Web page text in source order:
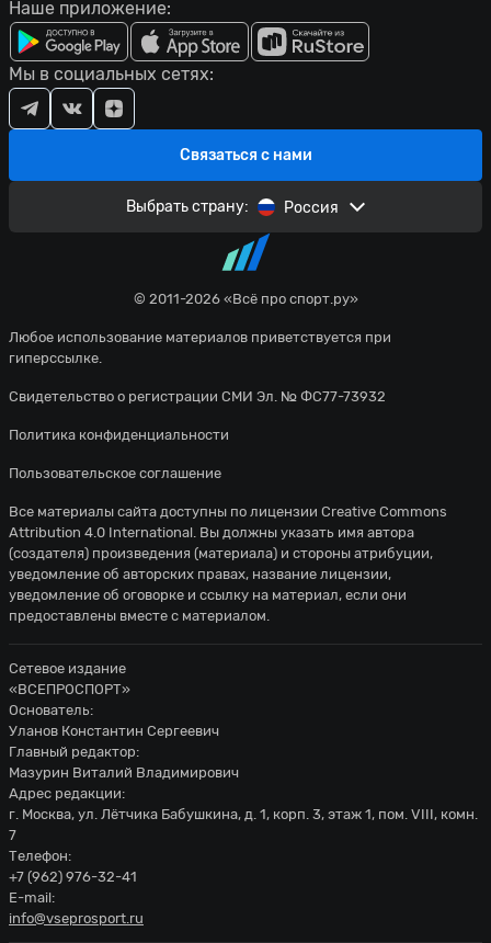
© 2011-2026 «Всё про спорт.ру»
Любое использование материалов приветствуется при
гиперссылке.
Свидетельство о регистрации СМИ Эл. № ФС77-73932
Политика конфиденциальности
Пользовательское соглашение
Наше приложение:
Связаться с нами
Мы в социальных сетях:
Выбрать страну: Россия
Все материалы сайта доступны по лицензии Creative Commons
Attribution 4.0 International. Вы должны указать имя автора
(создателя) произведения (материала) и стороны атрибуции,
уведомление об авторских правах, название лицензии,
уведомление об оговорке и ссылку на материал, если они
предоставлены вместе с материалом.
Сетевое издание
«ВСЕПРОСПОРТ»
Основатель:
Уланов Константин Сергеевич
Главный редактор:
Мазурин Виталий Владимирович
Адрес редакции:
г. Москва, ул. Лётчика Бабушкина, д. 1, корп. 3, этаж 1, пом. VIII, комн.
7
Телефон:
+7 (962) 976-32-41
E-mail:
info@vseprosport.ru